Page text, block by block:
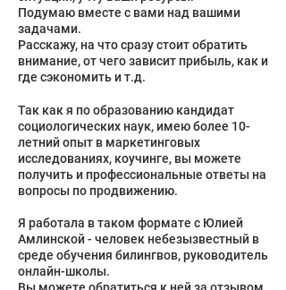
Подумаю вместе с вами над вашими
задачами.
Расскажу, на что сразу стоит обратить
внимание, от чего зависит прибыль, как и
где сэкономить и т.д.
Так как я по образованию кандидат
социологических наук, имею более 10-
летний опыт в маркетинговых
исследованиях, коучинге, вы можете
получить и профессиональные ответы на
вопросы по продвижению.
Я работала в таком формате с Юлией
Амлинской - человек небезызвестный в
среде обучения билингвов, руководитель
онлайн-школы.